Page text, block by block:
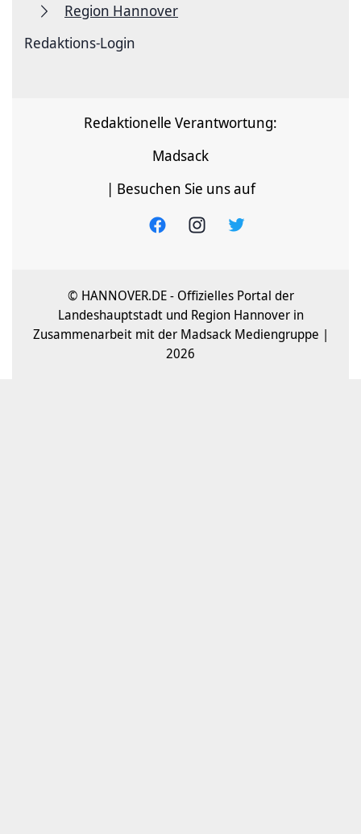
Region Hannover
Redaktions-Login
Redaktionelle Verantwortung:
Madsack
| Besuchen Sie uns auf
© HANNOVER.DE - Offizielles Portal der
Landeshauptstadt und Region Hannover in
Zusammenarbeit mit der Madsack Mediengruppe |
2026